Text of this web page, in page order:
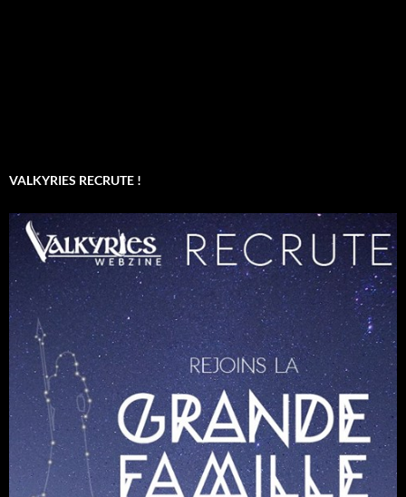
VALKYRIES RECRUTE !